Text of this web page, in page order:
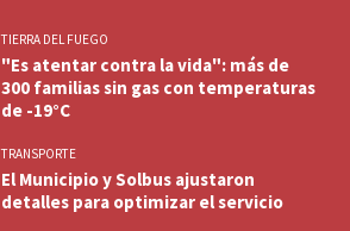
TIERRA DEL FUEGO
"Es atentar contra la vida": más de
300 familias sin gas con temperaturas
de -19°C
TRANSPORTE
El Municipio y Solbus ajustaron
detalles para optimizar el servicio